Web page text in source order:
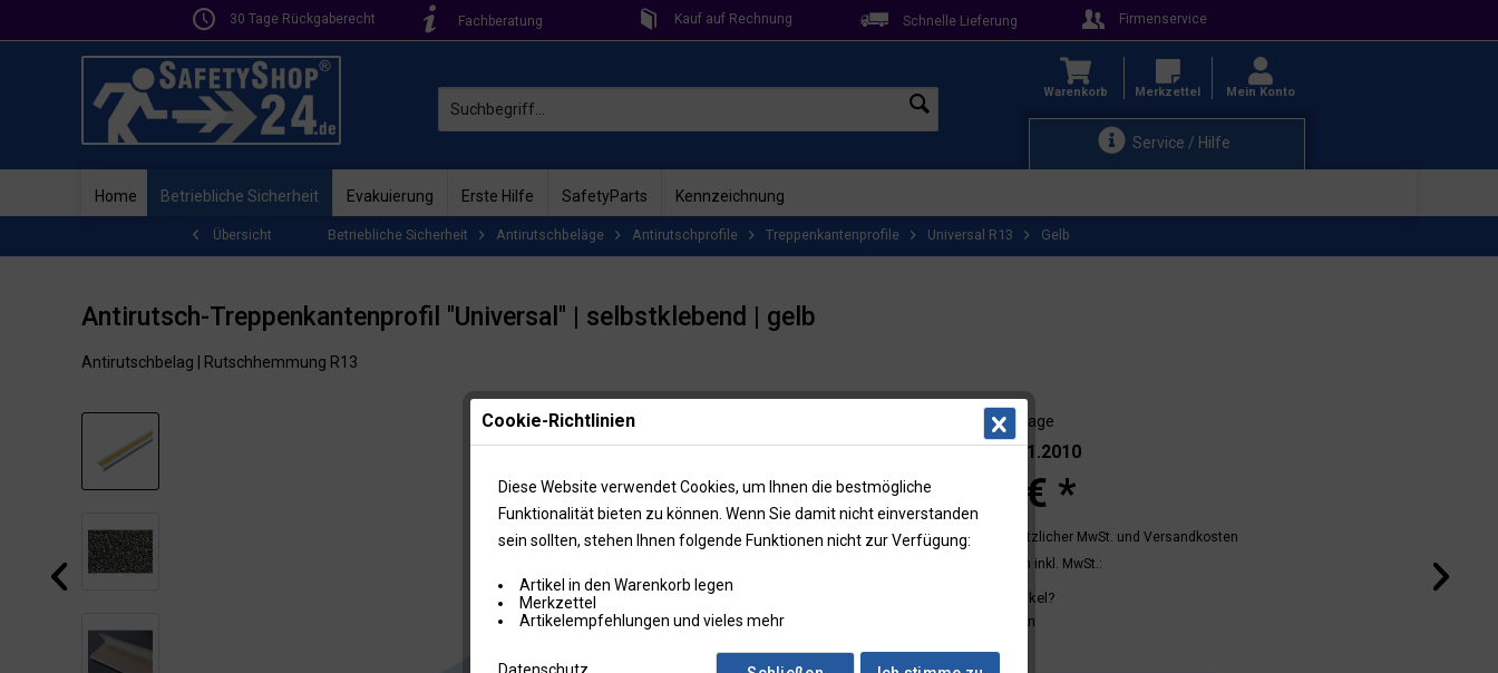
30 Tage Rückgaberecht Fachberatung Kauf auf Rechnung Schnelle Lieferung Firmenservice
Service / Hilfe
Warenkorb Merkzettel Mein Konto
Home Betriebliche Sicherheit Evakuierung Erste Hilfe SafetyParts Kennzeichnung
Übersicht Betriebliche Sicherheit Antirutschbeläge Antirutschprofile Treppenkantenprofile Universal R13 Gelb
Antirutsch-Treppenkantenprofil "Universal" | selbstklebend | gelb
Antirutschbelag | Rutschhemmung R13
Lieferzeit: 2 - 3 Tage
Artikel-Nr.: 101.2010
23,55 € *
* Preise zzgl. gesetzlicher MwSt. und Versandkosten
Preise in Klammern inkl. MwSt.:
Fragen zum Artikel?
Faxbestellschein
Cookie-Richtlinien
Diese Website verwendet Cookies, um Ihnen die bestmögliche
Funktionalität bieten zu können. Wenn Sie damit nicht einverstanden
sein sollten, stehen Ihnen folgende Funktionen nicht zur Verfügung:
Artikel in den Warenkorb legen
Merkzettel
Artikelempfehlungen und vieles mehr